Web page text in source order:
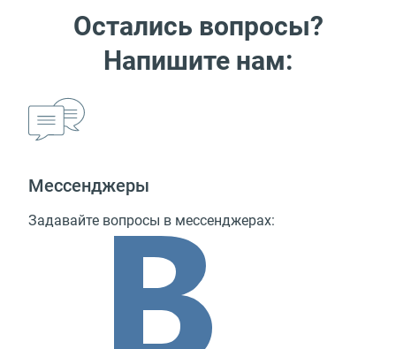
Остались вопросы?
Напишите нам:
Мессенджеры
Задавайте вопросы в мессенджерах: